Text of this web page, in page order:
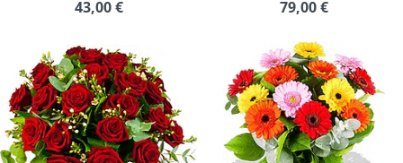
43,00€
79,00€